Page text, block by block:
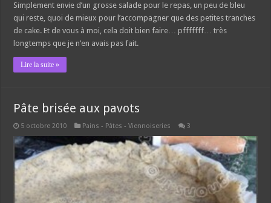
Simplement envie d’un grosse salade pour le repas, un peu de bleu
qui reste, quoi de mieux pour l’accompagner que des petites tranches
de cake. Et de vous à moi, cela doit bien faire… pfffffff… très
longtemps que je n’en avais pas fait.
Lire la suite »
Pâte brisée aux pavots
5 octobre 2010 Pains - Pâtes - Viennoiseries 3